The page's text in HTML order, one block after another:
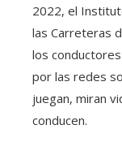
2022, el
las Carreteras
los
por las redes
juegan, miran
conducen.